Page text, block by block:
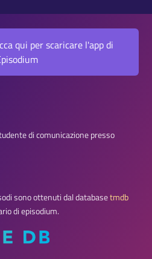
qui per scaricare l'app di
di comunicazione presso
sono ottenuti dal databasetmdb
di episodium.